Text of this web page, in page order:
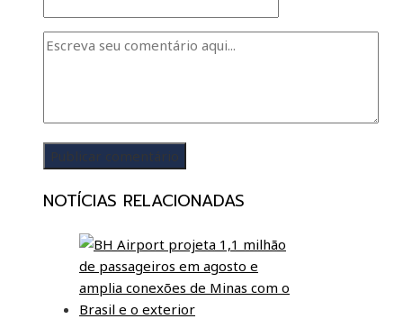
NOTÍCIAS RELACIONADAS